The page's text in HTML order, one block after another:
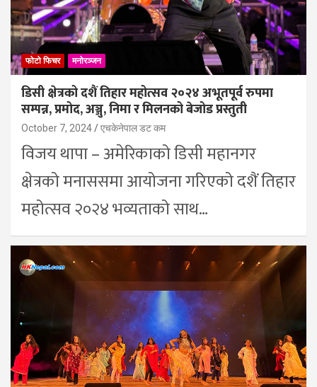
फोटो फिचर मनोरञ्जन
डिसी क्षेत्रको दशैं तिहार महोत्सव २०२४ अभूतपूर्व रुपमा
सम्पन्न, प्रमोद, अञ्जु, निमा र मिलनको बेजोड प्रस्तुती
October 7, 2024 एचकेनेपाल डट कम
विजय थापा – अमेरिकाको डिसी महानगर
क्षेत्रको मनाससमा आयोजना गरिएको दशैं तिहार
महोत्सव २०२४ भव्यताको साथ…